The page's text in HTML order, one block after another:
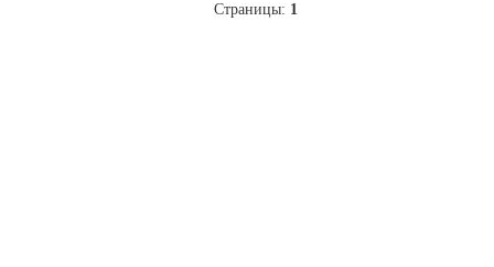
Страницы: 1